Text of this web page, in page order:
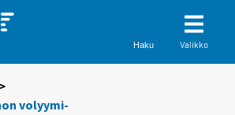
Haku Valikko
>
volyymi-